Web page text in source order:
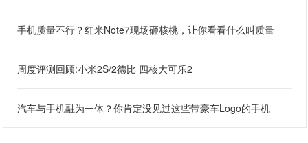
手机质量不行？红米Note7现场砸核桃，让你看看什么叫质量
周度评测回顾:小米2S/2德比 四核大可乐2
汽车与手机融为一体？你肯定没见过这些带豪车Logo的手机